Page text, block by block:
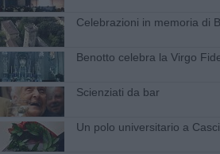
Celebrazioni in memoria di
Benotto celebra la Virgo
Scienziati da bar
Un polo universitario a